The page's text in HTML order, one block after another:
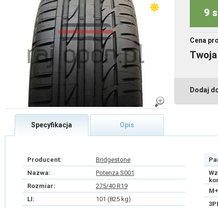
9
Cena
Dodaj
Specyfikacja Opis
Producent:
Bridgestone
Nazwa:
Potenza S001
Rozmiar:
275/40 R19
LI:
101 (825 kg)